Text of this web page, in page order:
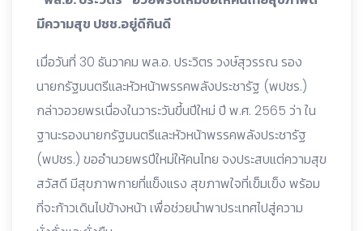
มีความสุข ปชช.อยู่ดีกินดี
เมื่อวันที่ 30 ธันวาคม พล.อ. ประวิตร วงษ์สุวรรณ รอง
นายกรัฐมนตรีและหัวหน้าพรรคพลังประชารัฐ (พปชร.)
กล่าวอวยพรเนื่องในวาระวันขึ้นปีใหม่ ปี พ.ศ. 2565 ว่า ใน
ฐานะรองนายกรัฐมนตรีและหัวหน้าพรรคพลังประชารัฐ
(พปชร.) ขออำนวยพรปีใหม่ให้คนไทย จงประสบแต่ความสุข
สวัสดี มีสุขภาพกายที่แข็งแรง สุขภาพใจที่เข็มเข็ง พร้อม
ที่จะก้าวเดินไปข้างหน้า เพื่อช่วยนำพาประเทศไปสู่ความ